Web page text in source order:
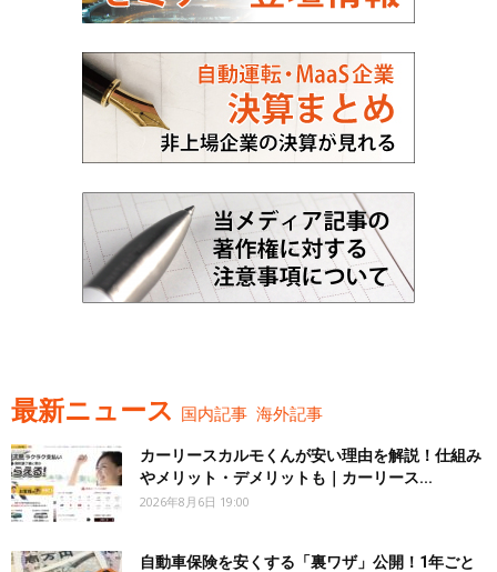
最新ニュース 国内記事 海外記事
カーリースカルモくんが安い理由を解説！仕組み
やメリット・デメリットも｜カーリース...
2026年8月6日 19:00
自動車保険を安くする「裏ワザ」公開！1年ごと